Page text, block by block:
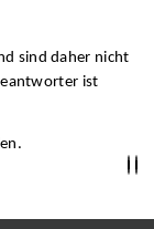
sind daher nicht
ist